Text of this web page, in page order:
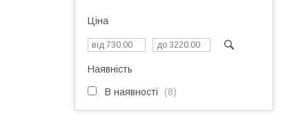
Ціна
Наявність
В наявності 8